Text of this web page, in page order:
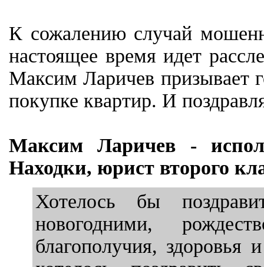
К сожалению случай
настоящее время идет
Максим Ларичев призывает
покупке квартир. И
Максим Ларичев -
Находки, юрист второго
Хотелось бы
новогодними,
благополучия,